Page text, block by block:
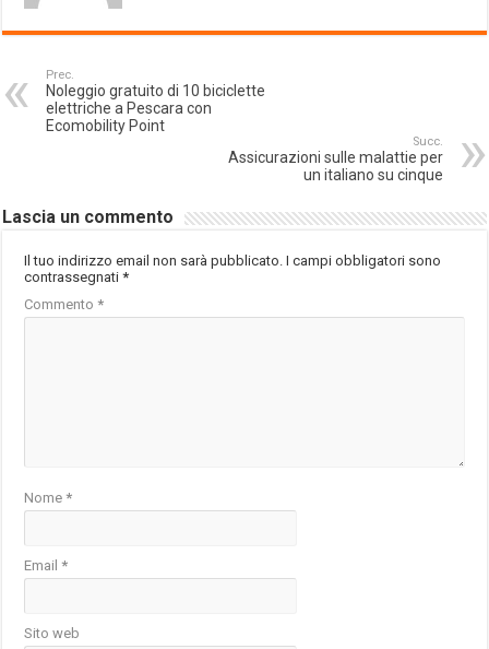
Prec.
Noleggio gratuito di 10 biciclette
elettriche a Pescara con
Ecomobility Point
Succ.
Assicurazioni sulle malattie per
un italiano su cinque
Lascia un commento
Il tuo indirizzo email non sarà pubblicato. I campi obbligatori sono
contrassegnati*
Commento*
Nome*
Email*
Sito web